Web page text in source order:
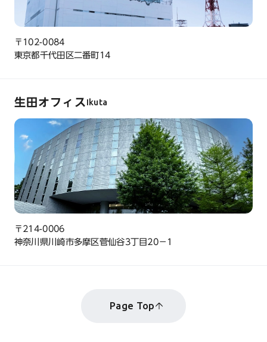
〒102-0084
東京都千代田区二番町14
生田オフィス Ikuta
〒214-0006
神奈川県川崎市多摩区菅仙谷3丁目20−1
Page Top